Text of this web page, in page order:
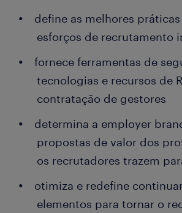
define as melhores
esforços de recrutamento
fornece ferramentas de
tecnologias e recursos de
contratação de gestores
determina a employer
propostas de valor dos
os recrutadores trazem
otimiza e redefine
elementos para tornar o